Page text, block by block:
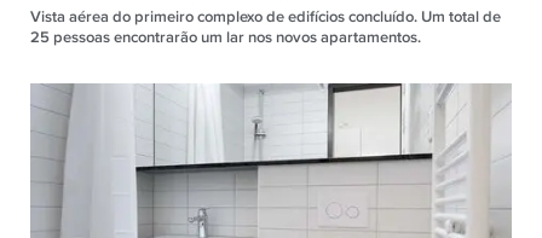
Vista aérea do primeiro complexo de edifícios concluído. Um total de
25 pessoas encontrarão um lar nos novos apartamentos.